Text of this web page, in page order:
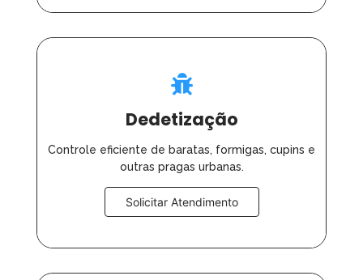
Dedetização
Controle eficiente de baratas, formigas, cupins e
outras pragas urbanas.
Solicitar Atendimento